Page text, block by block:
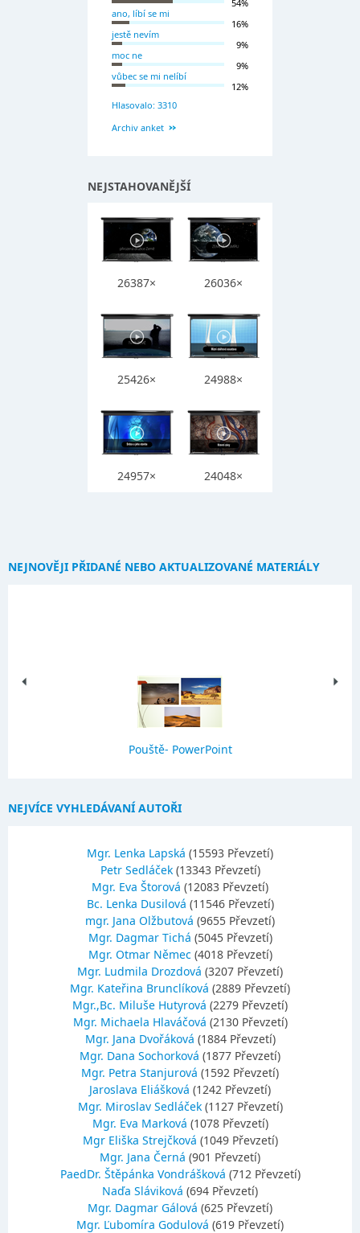
54%
ano, líbí se mi
16%
jestě nevím
9%
moc ne
9%
vůbec se mi nelíbí
12%
Hlasovalo: 3310
Archiv anket
NEJSTAHOVANĚJŠÍ
26387× 26036×
25426× 24988×
24957× 24048×
NEJNOVĚJI PŘIDANÉ NEBO AKTUALIZOVANÉ MATERIÁLY
Pouště- PowerPoint
NEJVÍCE VYHLEDÁVANÍ AUTOŘI
Mgr. Lenka Lapská (15593 Převzetí)
Petr Sedláček (13343 Převzetí)
Mgr. Eva Štorová (12083 Převzetí)
Bc. Lenka Dusilová (11546 Převzetí)
mgr. Jana Olžbutová (9655 Převzetí)
Mgr. Dagmar Tichá (5045 Převzetí)
Mgr. Otmar Němec (4018 Převzetí)
Mgr. Ludmila Drozdová (3207 Převzetí)
Mgr. Kateřina Brunclíková (2889 Převzetí)
Mgr.,Bc. Miluše Hutyrová (2279 Převzetí)
Mgr. Michaela Hlaváčová (2130 Převzetí)
Mgr. Jana Dvořáková (1884 Převzetí)
Mgr. Dana Sochorková (1877 Převzetí)
Mgr. Petra Stanjurová (1592 Převzetí)
Jaroslava Eliášková (1242 Převzetí)
Mgr. Miroslav Sedláček (1127 Převzetí)
Mgr. Eva Marková (1078 Převzetí)
Mgr Eliška Strejčková (1049 Převzetí)
Mgr. Jana Černá (901 Převzetí)
PaedDr. Štěpánka Vondrášková (712 Převzetí)
Naďa Sláviková (694 Převzetí)
Mgr. Dagmar Gálová (625 Převzetí)
Mgr. Ľubomíra Godulová (619 Převzetí)